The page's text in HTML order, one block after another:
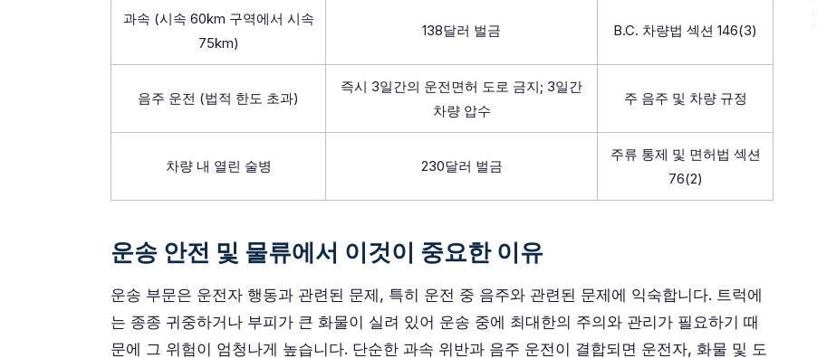
과속 (시속 60km 구역에서 시속
75km)
138달러 벌금 B.C. 차량법 섹션 146(3)
음주 운전 (법적 한도 초과)
즉시 3일간의 운전면허 도로 금지; 3일간
차량 압수
주 음주 및 차량 규정
차량 내 열린 술병 230달러 벌금
주류 통제 및 면허법 섹션
76(2)
운송 안전 및 물류에서 이것이 중요한 이유
운송 부문은 운전자 행동과 관련된 문제, 특히 운전 중 음주와 관련된 문제에 익숙합니다. 트럭에
는 종종 귀중하거나 부피가 큰 화물이 실려 있어 운송 중에 최대한의 주의와 관리가 필요하기 때
문에 그 위험이 엄청나게 높습니다. 단순한 과속 위반과 음주 운전이 결합되면 운전자, 화물 및 도